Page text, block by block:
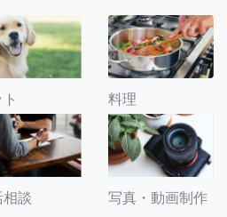
料理
相談 写真・動画制作